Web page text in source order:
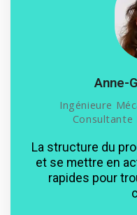
Anne-
Ingénieure
Consultante
La structure du
et se mettre en
rapides pour